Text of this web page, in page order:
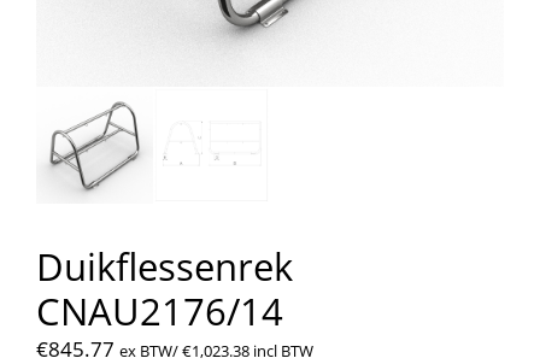
Duikflessenrek
CNAU2176/14
€845.77 ex BTW/€1,023.38 incl BTW